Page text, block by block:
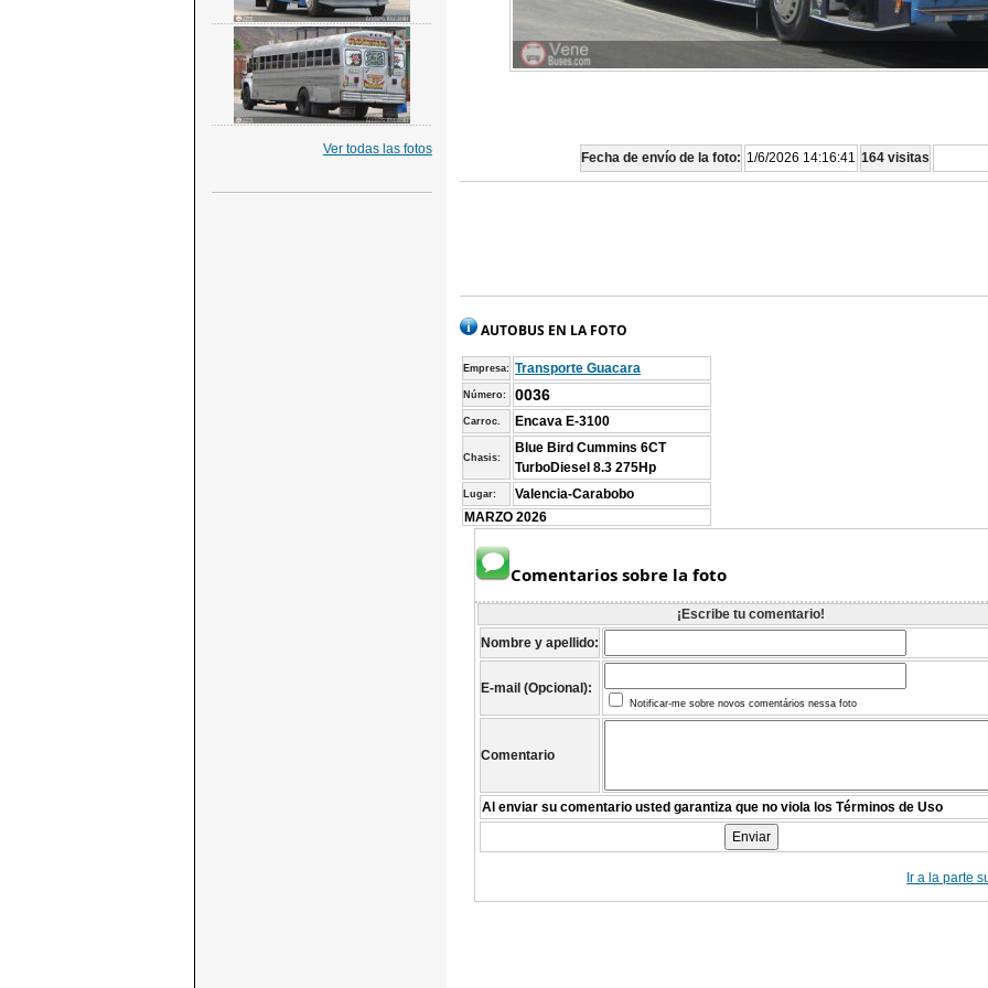
Fecha de envío de la foto: 1/6/2026 14:16:41 164 visitas
AUTOBUS EN LA FOTO
Empresa: Transporte Guacara
Número: 0036
Carroc. Encava E-3100
Chasis:
Blue Bird Cummins 6CT
TurboDiesel 8.3 275Hp
Lugar:
Valencia-Carabobo
MARZO 2026
Comentarios sobre la foto
¡Escribe tu comentario!
Nombre y apellido:
E-mail (Opcional):
Notificar-me sobre novos comentários nessa foto
Comentario
Al enviar su comentario usted garantiza que no viola los Términos de Uso
Ir a la parte
Ver todas las fotos